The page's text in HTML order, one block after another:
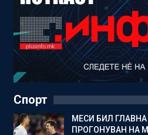
Спорт
МЕСИ БИЛ
ПРОГОНУВАН НА